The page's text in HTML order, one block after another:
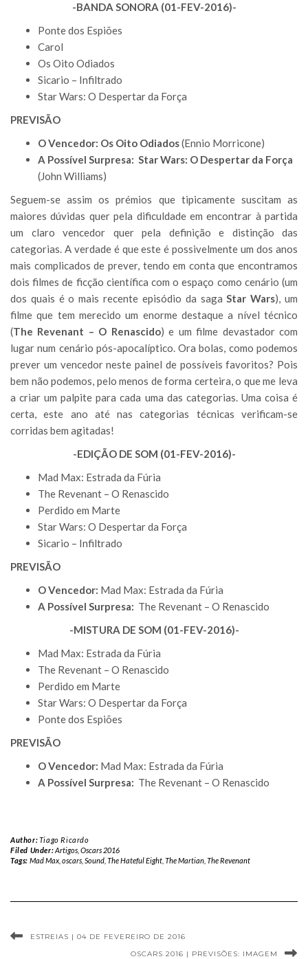
-BANDA SONORA (01-FEV-2016)-
Ponte dos Espiões
Carol
Os Oito Odiados
Sicario – Infiltrado
Star Wars: O Despertar da Força
PREVISÃO
O Vencedor: Os Oito Odiados(Ennio Morricone)
A Possível Surpresa: Star Wars: O Despertar da Força
(John Williams)
Seguem-se assim os prémios que tipicamente suscitam as
maiores dúvidas quer pela dificuldade em encontrar à partida
um claro vencedor quer pela definição e distinção das
categorias. A verdade é que este é possivelmente um dos anos
mais complicados de prever, tendo em conta que encontramos
dois filmes de ficção científica com o espaço como cenário (um
dos quais é o mais recente episódio da sagaStar Wars), um
filme que tem merecido um enorme destaque a nível técnico
(The Revenant – O Renascido) e um filme devastador com
lugar num cenário pós-apocalíptico. Ora bolas, como podemos
prever um vencedor neste painel de possíveis favoritos? Pois
bem não podemos, pelo menos de forma certeira, o que me leva
a criar um palpite para cada uma das categorias. Uma coisa é
certa, este ano até nas categorias técnicas verificam-se
corridas bem agitadas!
-EDIÇÃO DE SOM (01-FEV-2016)-
Mad Max: Estrada da Fúria
The Revenant – O Renascido
Perdido em Marte
Star Wars: O Despertar da Força
Sicario – Infiltrado
PREVISÃO
O Vencedor: Mad Max: Estrada da Fúria
A Possível Surpresa: The Revenant – O Renascido
-MISTURA DE SOM (01-FEV-2016)-
Mad Max: Estrada da Fúria
The Revenant – O Renascido
Perdido em Marte
Star Wars: O Despertar da Força
Ponte dos Espiões
PREVISÃO
O Vencedor: Mad Max: Estrada da Fúria
A Possível Surpresa: The Revenant – O Renascido
Author:Tiago Ricardo
Filed Under:Artigos, Oscars 2016
Tags: Mad Max, oscars, Sound, The Hateful Eight, The Martian, The Revenant
ESTREIAS | 04 DE FEVEREIRO DE 2016
OSCARS 2016 | PREVISÕES: IMAGEM